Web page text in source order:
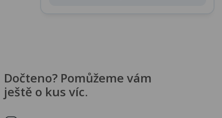
Dočteno? Pomůžeme vám
ještě o kus víc.